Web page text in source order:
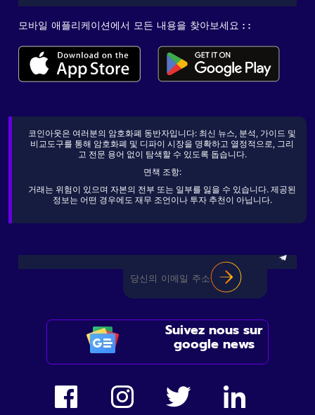
모바일 애플리케이션에서 모든 내용을 찾아보세요 : :
코인아웃은 여러분의 암호화폐 동반자입니다: 최신 뉴스, 분석, 가이드 및
비교도구를 통해 암호화폐 및 디파이 시장을 명확하고 열정적으로, 그리
고 전문 용어 없이 탐색할 수 있도록 돕습니다.
면책 조항:
거래는 위험이 있으며 자본의 전부 또는 일부를 잃을 수 있습니다. 제공된
정보는 어떤 경우에도 재무 조언이나 투자 추천이 아닙니다.
Suivez nous sur
google news